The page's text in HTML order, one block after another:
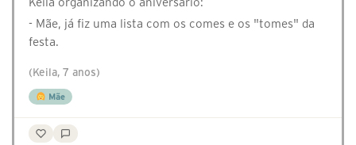
- Mãe, já fiz uma lista com os comes e os "tomes" da
festa.
(Keila, 7 anos)
Mãe